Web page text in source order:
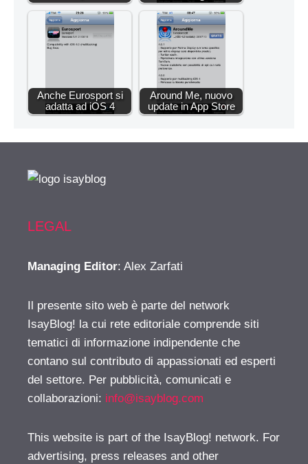
Anche Eurosport si
adatta ad iOS 4
Around Me, nuovo
update in App Store
LEGAL
Managing Editor: Alex Zarfati
Il presente sito web è parte del network
IsayBlog! la cui rete editoriale comprende siti
tematici di informazione indipendente che
contano sul contributo di appassionati ed esperti
del settore. Per pubblicità, comunicati e
collaborazioni: info@isayblog.com
This website is part of the IsayBlog! network. For
advertising, press releases and other